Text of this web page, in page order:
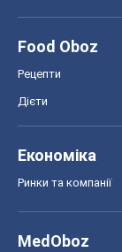
Food Oboz
Рецепти
Дієти
Економіка
Ринки та компанії
MedOboz